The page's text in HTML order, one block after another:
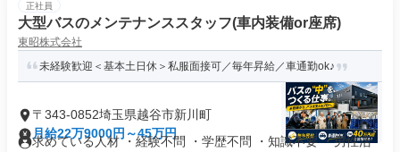
正社員
大型バスのメンテナンススタッフ(車内装備or座席)
東昭株式会社
未経験歓迎＜基本土日休＞私服面接可／毎年昇給／車通勤ok♪
〒343-0852埼玉県越谷市新川町
月給22万9000円～45万円
求めている人材 ・経験不問 ・学歴不問 ・知識不要 ・男性活